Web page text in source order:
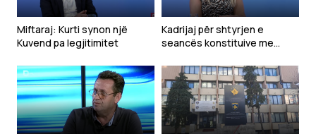
Miftaraj: Kurti synon një
Kuvend pa legjitimitet
Kadrijaj për shtyrjen e
seancës konstituive me
pakuptueshme